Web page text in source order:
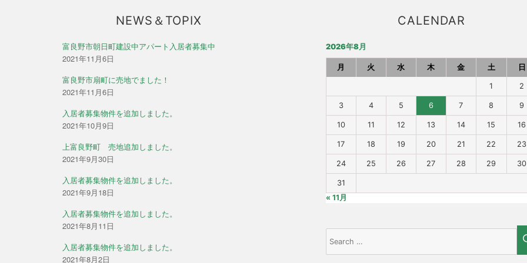
NEWS＆TOPIX
富良野市朝日町建設中アパート入居者募集中
2021年11月6日
富良野市扇町に売地でました！
2021年11月6日
入居者募集物件を追加しました。
2021年10月9日
上富良野町 売地追加しました。
2021年9月30日
入居者募集物件を追加しました。
2021年9月18日
入居者募集物件を追加しました。
2021年8月11日
入居者募集物件を追加しました。
2021年8月2日
CALENDAR
2026年8月
月 火 水 木 金 土 日
1 2
3 4 5 6 7 8 9
10 11 12 13 14 15 16
17 18 19 20 21 22 23
24 25 26 27 28 29 30
31
« 11月
Search
for: